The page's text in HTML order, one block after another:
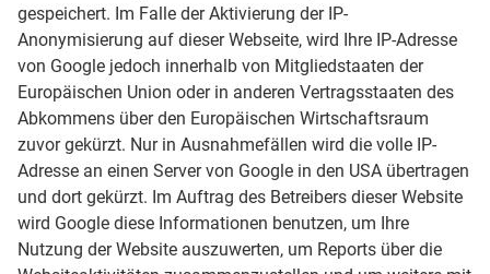
gespeichert. Im Falle der Aktivierung der IP-
Anonymisierung auf dieser Webseite, wird Ihre IP-Adresse
von Google jedoch innerhalb von Mitgliedstaaten der
Europäischen Union oder in anderen Vertragsstaaten des
Abkommens über den Europäischen Wirtschaftsraum
zuvor gekürzt. Nur in Ausnahmefällen wird die volle IP-
Adresse an einen Server von Google in den USA übertragen
und dort gekürzt. Im Auftrag des Betreibers dieser Website
wird Google diese Informationen benutzen, um Ihre
Nutzung der Website auszuwerten, um Reports über die